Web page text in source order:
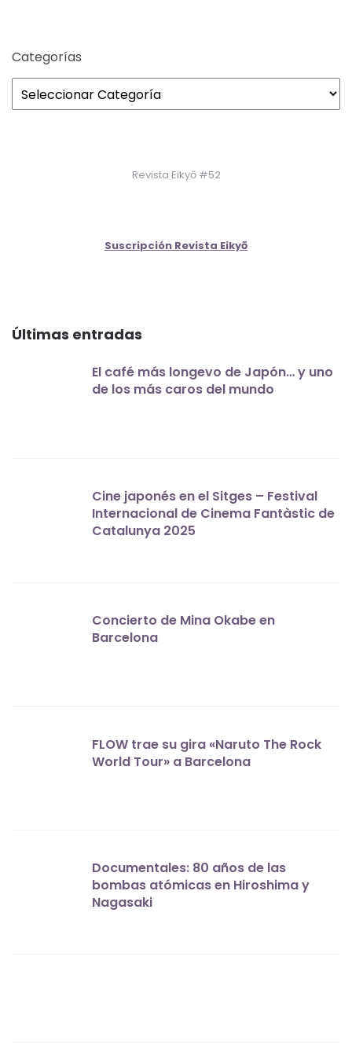
Categorías
Revista Eikyō #52
Suscripción Revista Eikyō
Últimas entradas
El café más longevo de Japón… y uno
de los más caros del mundo
Cine japonés en el Sitges – Festival
Internacional de Cinema Fantàstic de
Catalunya 2025
Concierto de Mina Okabe en
Barcelona
FLOW trae su gira «Naruto The Rock
World Tour» a Barcelona
Documentales: 80 años de las
bombas atómicas en Hiroshima y
Nagasaki